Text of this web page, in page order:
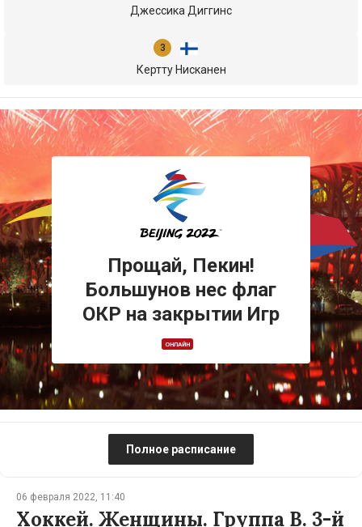
Джессика Диггинс
Кертту Нисканен
Прощай, Пекин!
Большунов нес флаг
ОКР на закрытии Игр
ОНЛАЙН
Полное расписание
06 февраля 2022, 11:40
Хоккей. Женщины. Группа B. 3-й